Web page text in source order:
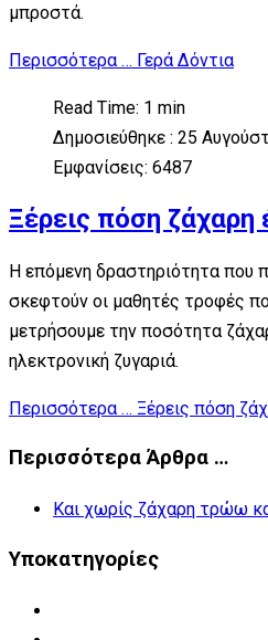
μπροστά.
Περισσότερα … Γερά Δόντια
Read Time: 1 min
Δημοσιεύθηκε : 25
Εμφανίσεις: 6487
Ξέρεις πόση ζάχαρη
Η επόμενη δραστηριότητα που
σκεφτούν οι μαθητές τροφές
μετρήσουμε την ποσότητα
ηλεκτρονική ζυγαριά.
Περισσότερα … Ξέρεις πόση
Περισσότερα Άρθρα …
Και χωρίς ζάχαρη τρώω
Υποκατηγορίες